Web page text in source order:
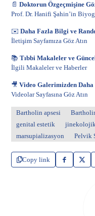
📄Doktorun Özgeçmişine
Prof. Dr. Hanifi Şahin’in
✉️Daha Fazla Bilgi ve
İletişim Sayfamıza Göz Atın
📚Tıbbi Makaleler ve
İlgili Makaleler ve Haberler
🎥Video Galerimizden
Videolar Sayfasına Göz Atın
Bartholin apsesi
genital estetik
marsupializasyon
Pelvik
Copy link